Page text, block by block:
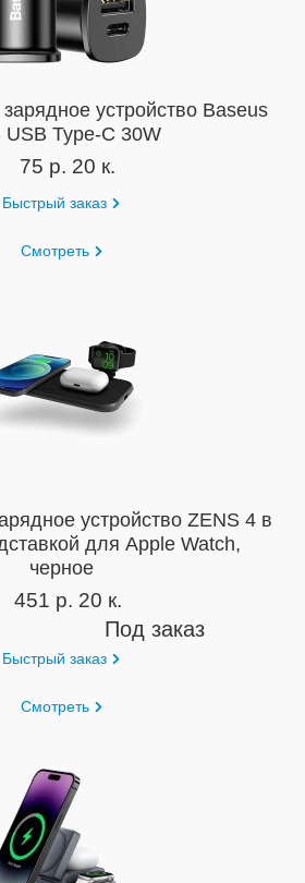
устройство Baseus
USB Type-C 30W
75 р. 20 к.
Быстрый заказ
Смотреть
устройство ZENS 4 в
для Apple Watch,
черное
451 р. 20 к.
Под заказ
Быстрый заказ
Смотреть